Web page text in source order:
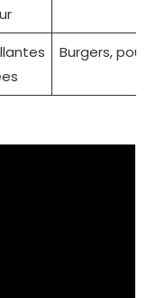
Burgers,